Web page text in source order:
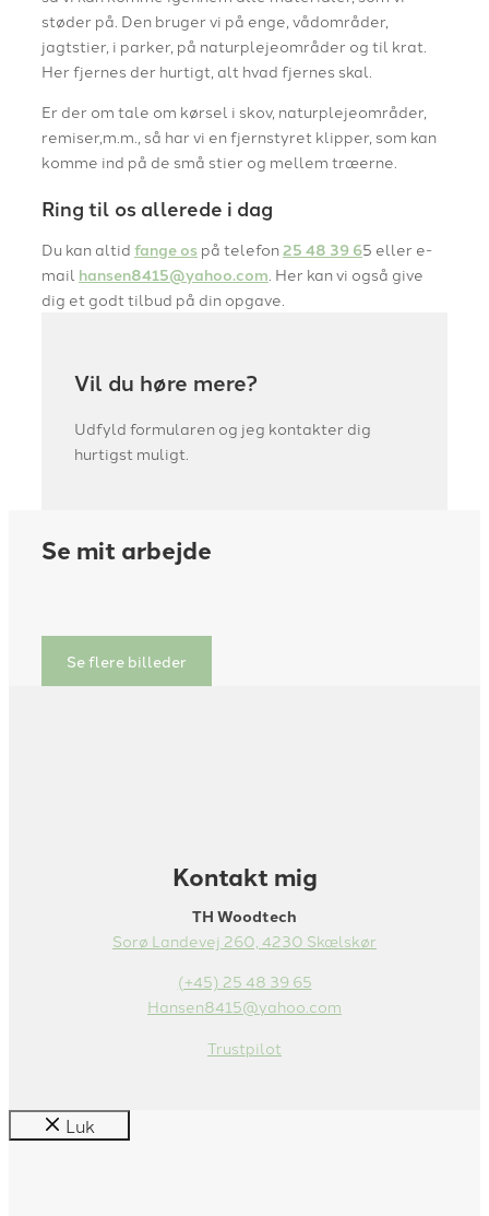
støder på. Den bruger vi på enge, vådområder,
jagtstier, i parker, på naturplejeområder og til krat.
Her fjernes der hurtigt, alt hvad fjernes skal.
Er der om tale om kørsel i skov, naturplejeområder,
remiser,m.m., så har vi en fjernstyret klipper, som kan
komme ind på de små stier og mellem træerne.
Ring til os allerede i dag
Du kan altid fange os på telefon25 48 39 65 eller e-
mail hansen8415@yahoo.com. Her kan vi også give
dig et godt tilbud på din opgave.
Vil du høre mere?
Udfyld formularen og jeg kontakter dig
hurtigst muligt.
Se mit arbejde
Se flere billeder
Kontakt mig
TH Woodtech
Sorø Landevej 260, 4230 Skælskør
(+45) 25 48 39 65
Hansen8415@yahoo.com
Trustpilot
Luk